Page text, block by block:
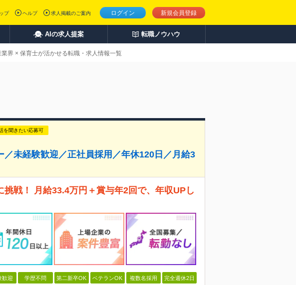
ログイン 新規会員登録
プ ヘルプ 求人掲載のご案内
AIの求人提案 転職ノウハウ
界 × 保育士が活かせる転職・求人情報一覧
を聞きたい応募可
／未経験歓迎／正社員採用／年休120日／月給3
戦！ 月給33.4万円＋賞与年2回で、年収UPし
歓迎 学歴不問 第二新卒OK ベテランOK 複数名採用 完全週休2日